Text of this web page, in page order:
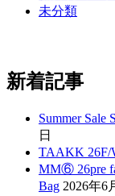
未分類
新着記事
Summer Sale
日
TAAKK
MM⑥ 26pre
Bag 2026年6